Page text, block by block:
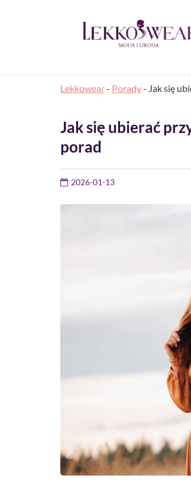
Lekkowear- Porady- Jak się
Jak się ubierać
porad
2026-01-13